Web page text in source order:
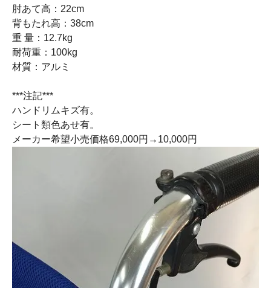
肘あて高：22cm
背もたれ高：38cm
重 量：12.7kg
耐荷重：100kg
材質：アルミ
***注記***
ハンドリムキズ有。
シート類色あせ有。
メーカー希望小売価格69,000円→10,000円